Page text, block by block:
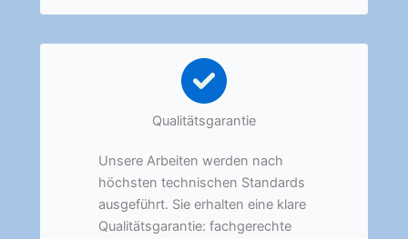
Qualitätsgarantie
Unsere Arbeiten werden nach
höchsten technischen Standards
ausgeführt. Sie erhalten eine klare
Qualitätsgarantie: fachgerechte